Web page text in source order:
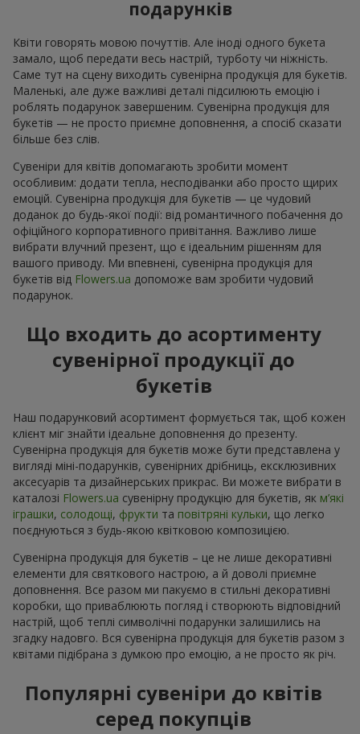
подарунків
Квіти говорять мовою почуттів. Але іноді одного букета
замало, щоб передати весь настрій, турботу чи ніжність.
Саме тут на сцену виходить сувенірна продукція для букетів.
Маленькі, але дуже важливі деталі підсилюють емоцію і
роблять подарунок завершеним. Сувенірна продукція для
букетів — не просто приємне доповнення, а спосіб сказати
більше без слів.
Сувеніри для квітів допомагають зробити момент
особливим: додати тепла, несподіванки або просто щирих
емоцій. Сувенірна продукція для букетів — це чудовий
доданок до будь-якої події: від романтичного побачення до
офіційного корпоративного привітання. Важливо лише
вибрати влучний презент, що є ідеальним рішенням для
вашого приводу. Ми впевнені, сувенірна продукція для
букетів від Flowers.ua допоможе вам зробити чудовий
подарунок.
Що входить до асортименту
сувенірної продукції до
букетів
Наш подарунковий асортимент формується так, щоб кожен
клієнт міг знайти ідеальне доповнення до презенту.
Сувенірна продукція для букетів може бути представлена у
вигляді міні-подарунків, сувенірних дрібниць, ексклюзивних
аксесуарів та дизайнерських прикрас. Ви можете вибрати в
каталозі Flowers.ua cувенірну продукцію для букетів, як м’які
іграшки, солодощі, фрукти та повітряні кульки, що легко
поєднуються з будь-якою квітковою композицією.
Сувенірна продукція для букетів – це не лише декоративні
елементи для святкового настрою, а й доволі приємне
доповнення. Все разом ми пакуємо в стильні декоративні
коробки, що приваблюють погляд і створюють відповідний
настрій, щоб теплі символічні подарунки залишились на
згадку надовго. Вся сувенірна продукція для букетів разом з
квітами підібрана з думкою про емоцію, а не просто як річ.
Популярні сувеніри до квітів
серед покупців